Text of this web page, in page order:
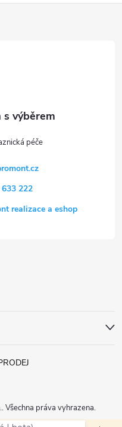
222
realizace a eshop
. Všechna práva vyhrazena.
Lhota)